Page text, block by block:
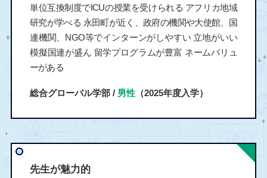
単位互換制度でICUの授業を受けられる アフリカ地域
研究が学べる 永田町が近く、政府の機関や大使館、国
連機関、NGO等でインターンがしやすい 立地がいい
模擬国連が盛ん 留学プログラムが豊富 ネームバリュ
ーがある
総合グローバル学部 / 男性（2025年度入学）
先生が魅力的